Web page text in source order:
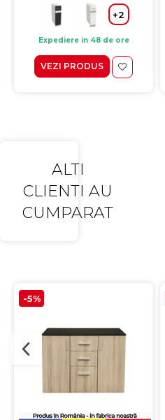
+2
Expediere in 48 de ore
VEZI PRODUS
ALTI
CLIENTI AU
CUMPARAT
-5%